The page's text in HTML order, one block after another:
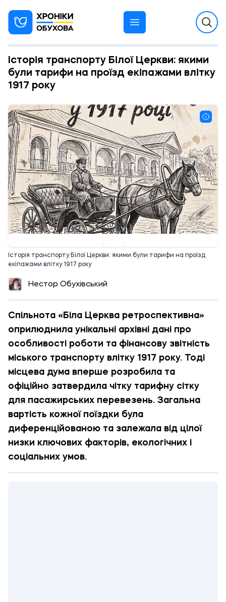
Історія транспорту Білої Церкви: якими
були тарифи на проїзд екіпажами влітку
1917 року
14:30 29.06.2026
Історія транспорту Білої Церкви: якими були тарифи на проїзд
екіпажами влітку 1917 року
Нестор Обухівський
Спільнота «Біла Церква ретроспективна»
оприлюднила унікальні архівні дані про
особливості роботи та фінансову звітність
міського транспорту влітку 1917 року. Тоді
місцева дума вперше розробила та
офіційно затвердила чітку тарифну сітку
для пасажирських перевезень. Загальна
вартість кожної поїздки була
диференційованою та залежала від цілої
низки ключових факторів, екологічних і
соціальних умов.